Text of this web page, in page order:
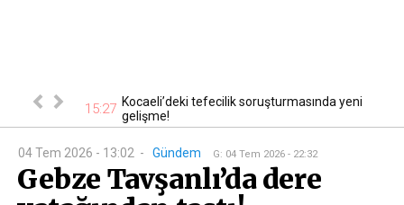
15:27 Kocaeli’deki tefecilik soruşturmasında yeni
gelişme!
04 Tem 2026 - 13:02 - Gündem G: 04 Tem 2026 - 22:32
Gebze Tavşanlı’da dere